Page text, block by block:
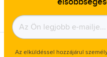
Az elküldéssel hozzájárul